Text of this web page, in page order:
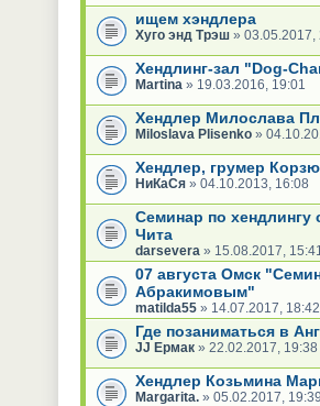
ищем хэндлера
Хуго энд Трэш» 03.05.2017,
Хендлинг-зал "Dog-
Martina » 19.03.2016, 19:01
Хендлер Милослава
Miloslava Plisenko»
Хендлер, грумер
НиКаСя» 04.10.2013, 16:08
Семинар по
Чита
darsevera » 15.08.2017, 15:41
07 августа Омск
Абракимовым"
matilda55» 14.07.2017, 18:42
Где позаниматься в
JJ Ермак» 22.02.2017, 19:38
Хендлер Козьмина
Margarita.» 05.02.2017, 19:39